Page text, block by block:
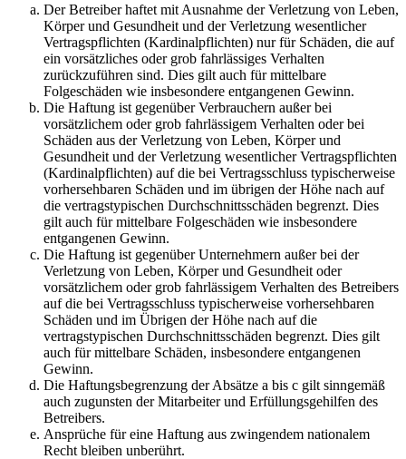
Der Betreiber haftet mit Ausnahme der Verletzung von Leben,
Körper und Gesundheit und der Verletzung wesentlicher
Vertragspflichten (Kardinalpflichten) nur für Schäden, die auf
ein vorsätzliches oder grob fahrlässiges Verhalten
zurückzuführen sind. Dies gilt auch für mittelbare
Folgeschäden wie insbesondere entgangenen Gewinn.
Die Haftung ist gegenüber Verbrauchern außer bei
vorsätzlichem oder grob fahrlässigem Verhalten oder bei
Schäden aus der Verletzung von Leben, Körper und
Gesundheit und der Verletzung wesentlicher Vertragspflichten
(Kardinalpflichten) auf die bei Vertragsschluss typischerweise
vorhersehbaren Schäden und im übrigen der Höhe nach auf
die vertragstypischen Durchschnittsschäden begrenzt. Dies
gilt auch für mittelbare Folgeschäden wie insbesondere
entgangenen Gewinn.
Die Haftung ist gegenüber Unternehmern außer bei der
Verletzung von Leben, Körper und Gesundheit oder
vorsätzlichem oder grob fahrlässigem Verhalten des Betreibers
auf die bei Vertragsschluss typischerweise vorhersehbaren
Schäden und im Übrigen der Höhe nach auf die
vertragstypischen Durchschnittsschäden begrenzt. Dies gilt
auch für mittelbare Schäden, insbesondere entgangenen
Gewinn.
Die Haftungsbegrenzung der Absätze a bis c gilt sinngemäß
auch zugunsten der Mitarbeiter und Erfüllungsgehilfen des
Betreibers.
Ansprüche für eine Haftung aus zwingendem nationalem
Recht bleiben unberührt.